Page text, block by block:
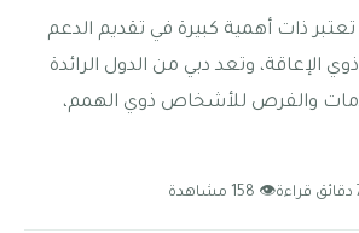
ذات أهمية كبيرة في تقديم الدعم
الإعاقة، وتعد دبي من الدول الرائدة
والفرص للأشخاص ذوي الهمم،
👁 158 مشاهدة